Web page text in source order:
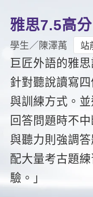
開口溜英文
旅遊英文
基礎字彙
情境閱讀
英文文法技巧
英文寫作
Cengage
新聞英文
英語俱樂部
ECAM
Let's Talk
日語
韓語
西班牙語
外語即時通
兒童美語
更多
一對一家教
企業訓練
點讀筆教材
數位學習教材
活動花絮
Recruiting
雅思7.5高
學生／陳澤萭 站
巨匠外語的雅
針對聽說讀寫
與訓練方式。
回答問題時不
與聽力則強調
配大量考古題
驗。」